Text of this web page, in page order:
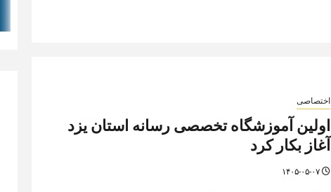
اختصاصی
اولین آموزشگاه تخصصی رسانه استان یزد
آغاز بکار کرد
۱۴۰۵-۰۵-۰۷